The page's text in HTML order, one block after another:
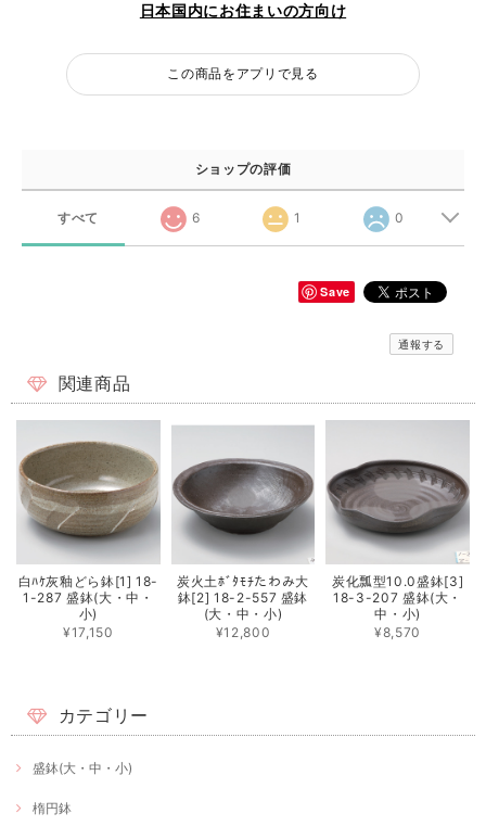
日本国内にお住まいの方向け
この商品をアプリで見る
ショップの評価
すべて 6 1 0
Save
通報する
関連商品
白ﾊｹ灰釉どら鉢[1] 18-
1-287 盛鉢(大・中・
小)
¥17,150
炭火土ﾎﾞﾀﾓﾁたわみ大
鉢[2] 18-2-557 盛鉢
(大・中・小)
¥12,800
炭化瓢型10.0盛鉢[3]
18-3-207 盛鉢(大・
中・小)
¥8,570
カテゴリー
盛鉢(大・中・小)
楕円鉢